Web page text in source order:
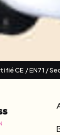
CE / EN71 /